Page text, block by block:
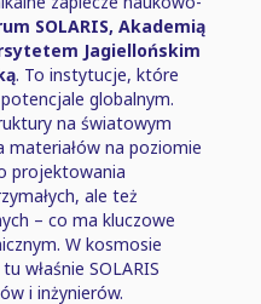
SOLARIS, Akademią
Jagiellońskim
. To instytucje, które
globalnym.
na światowym
materiałów na poziomie
projektowania
ale też
⁠–⁠ co ma kluczowe
W kosmosie
właśnie SOLARIS
i inżynierów.